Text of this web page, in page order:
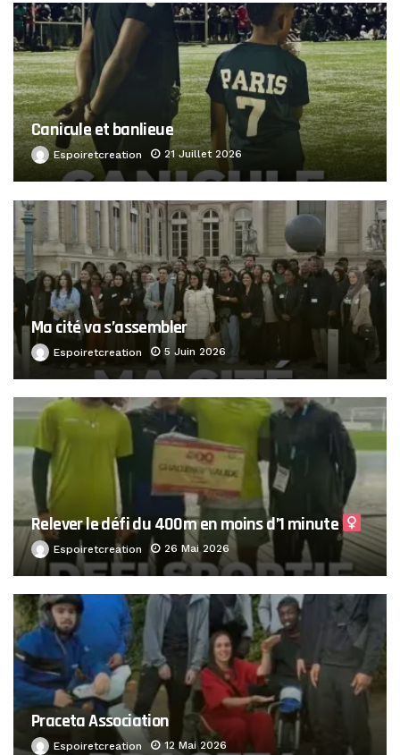
Canicule et banlieue
Espoiretcreation 21 Juillet 2026
Ma cité va s’assembler
Espoiretcreation 5 Juin 2026
Relever le défi du 400m en moins d’1 minute ‍
Espoiretcreation 26 Mai 2026
Praceta Association
Espoiretcreation 12 Mai 2026